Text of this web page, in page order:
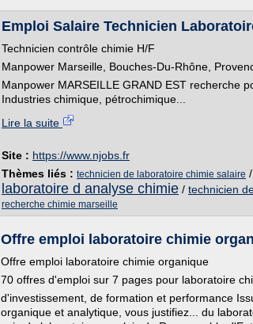
Emploi Salaire Technicien
Technicien contrôle chimie H/F
Manpower Marseille, Bouches-Du-Rhône,
Manpower MARSEILLE GRAND EST recherche
Industries chimique, pétrochimique...
Lire la suite
Site : https://www.njobs.fr
Thèmes liés : technicien de laboratoire chimie salaire /
laboratoire d analyse chimie / technicien
recherche chimie marseille
Offre emploi laboratoire chimie
Offre emploi laboratoire chimie organique
70 offres d'emploi sur 7 pages pour laboratoire
d'investissement, de formation et performance
organique et analytique, vous justifiez... du